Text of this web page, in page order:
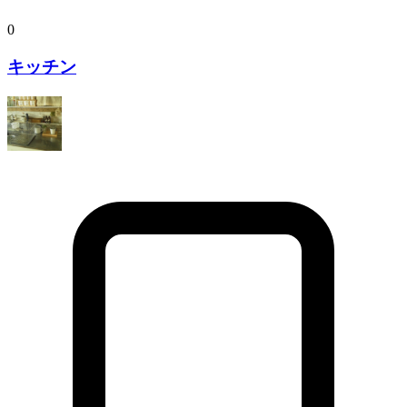
0
キッチン